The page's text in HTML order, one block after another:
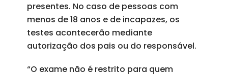
presentes. No caso de pessoas com
menos de 18 anos e de incapazes, os
testes acontecerão mediante
autorização dos pais ou do responsável.
“O exame não é restrito para quem